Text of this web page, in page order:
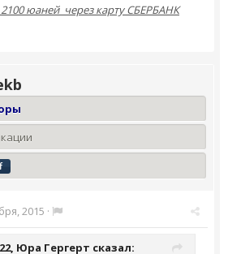
2100 юаней через карту СБЕРБАНК
2015 ·
Юра Гергерт сказал: